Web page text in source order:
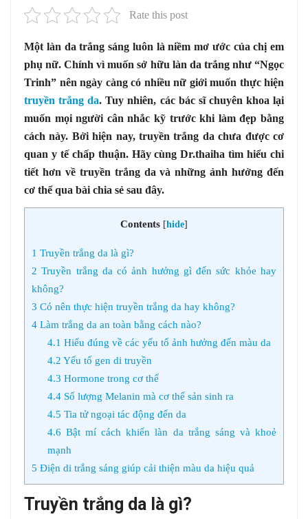
Rate this post
Một làn da trắng sáng luôn là niềm mơ ước của chị em
phụ nữ. Chính vì muốn sở hữu làn da trắng như “Ngọc
Trinh” nên ngày càng có nhiều nữ giới muốn thực hiện
truyền trắng da. Tuy nhiên, các bác sĩ chuyên khoa lại
muốn mọi người cân nhắc kỹ trước khi làm đẹp bằng
cách này. Bởi hiện nay, truyền trắng da chưa được cơ
quan y tế chấp thuận. Hãy cùng Dr.thaiha tìm hiểu chi
tiết hơn về truyền trắng da và những ảnh hưởng đến
cơ thể qua bài chia sẻ sau đây.
Contents [hide]
1 Truyền trắng da là gì?
2 Truyền trắng da có ảnh hưởng gì đến sức khỏe hay
không?
3 Có nên thực hiện truyền trắng da hay không?
4 Làm trắng da an toàn bằng cách nào?
4.1 Hiểu đúng về các yếu tố ảnh hưởng đến màu da
4.2 Yếu tố gen di truyền
4.3 Hormone trong cơ thể
4.4Số lượng Melanin mà cơ thể sản sinh ra
4.5 Tia tử ngoại tác động đến da
4.6 Bật mí cách khiến làn da trắng sáng và khoẻ
mạnh
5 Điện di trắng sáng giúp cải thiện màu da hiệu quả
Truyền trắng da là gì?